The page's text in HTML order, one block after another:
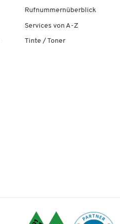
Rufnummernüberblick
Services von A-Z
Tinte / Toner